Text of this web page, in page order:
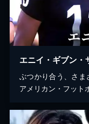
エニイ・ギブン・
ぶつかり合う、さま
アメリカン・フット